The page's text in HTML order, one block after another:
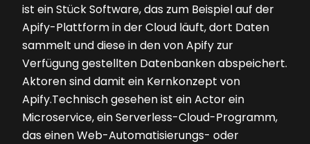
ist ein Stück Software, das zum Beispiel auf der
Apify-Plattform in der Cloud läuft, dort Daten
sammelt und diese in den von Apify zur
Verfügung gestellten Datenbanken abspeichert.
Aktoren sind damit ein Kernkonzept von
Apify.Technisch gesehen ist ein Actor ein
Microservice, ein Serverless-Cloud-Programm,
das einen Web-Automatisierungs- oder